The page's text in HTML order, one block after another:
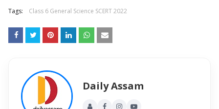
Tags: Class 6 General Science SCERT 2022
Daily Assam